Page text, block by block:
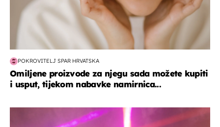
POKROVITELJ SPAR HRVATSKA
Omiljene proizvode za njegu sada možete kupiti
i usput, tijekom nabavke namirnica...